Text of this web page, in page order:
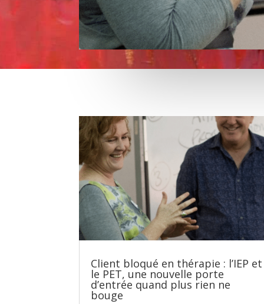
Client bloqué en thérapie : l’IEP et
le PET, une nouvelle porte
d’entrée quand plus rien ne
bouge